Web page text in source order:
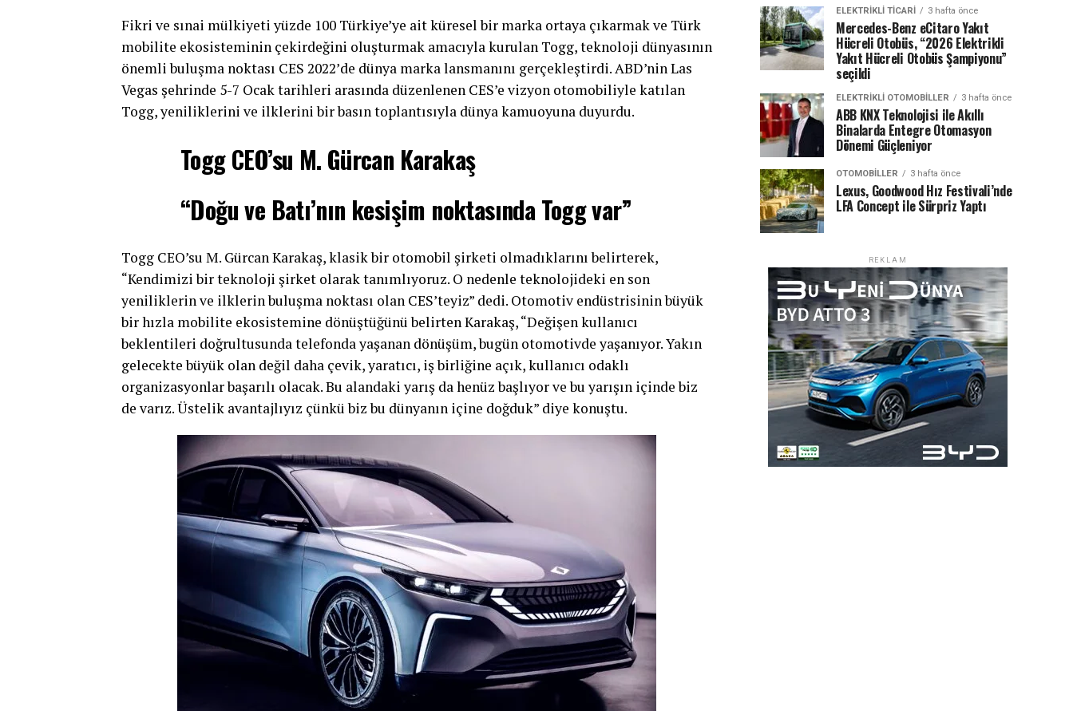
Fikri ve sınai mülkiyeti yüzde 100 Türkiye’ye ait küresel bir marka ortaya çıkarmak ve Türk
mobilite ekosisteminin çekirdeğini oluşturmak amacıyla kurulan Togg, teknoloji dünyasının
önemli buluşma noktası CES 2022’de dünya marka lansmanını gerçekleştirdi. ABD’nin Las
Vegas şehrinde 5-7 Ocak tarihleri arasında düzenlenen CES’e vizyon otomobiliyle katılan
Togg, yeniliklerini ve ilklerini bir basın toplantısıyla dünya kamuoyuna duyurdu.
Togg CEO’su M. Gürcan Karakaş
“Doğu ve Batı’nın kesişim noktasında Togg var”
Togg CEO’su M. Gürcan Karakaş, klasik bir otomobil şirketi olmadıklarını belirterek,
“Kendimizi bir teknoloji şirket olarak tanımlıyoruz. O nedenle teknolojideki en son
yeniliklerin ve ilklerin buluşma noktası olan CES’teyiz” dedi. Otomotiv endüstrisinin büyük
bir hızla mobilite ekosistemine dönüştüğünü belirten Karakaş, “Değişen kullanıcı
beklentileri doğrultusunda telefonda yaşanan dönüşüm, bugün otomotivde yaşanıyor. Yakın
gelecekte büyük olan değil daha çevik, yaratıcı, iş birliğine açık, kullanıcı odaklı
organizasyonlar başarılı olacak. Bu alandaki yarış da henüz başlıyor ve bu yarışın içinde biz
de varız. Üstelik avantajlıyız çünkü biz bu dünyanın içine doğduk” diye konuştu.
ELEKTRIKLI TICARI 3 hafta önce
Mercedes-Benz eCitaro Yakıt
Hücreli Otobüs, “2026 Elektrikli
Yakıt Hücreli Otobüs Şampiyonu”
seçildi
ELEKTRIKLI OTOMOBILLER 3 hafta önce
ABB KNX Teknolojisi ile Akıllı
Binalarda Entegre Otomasyon
Dönemi Güçleniyor
OTOMOBILLER 3 hafta önce
Lexus, Goodwood Hız Festivali’nde
LFA Concept ile Sürpriz Yaptı
REKLAM